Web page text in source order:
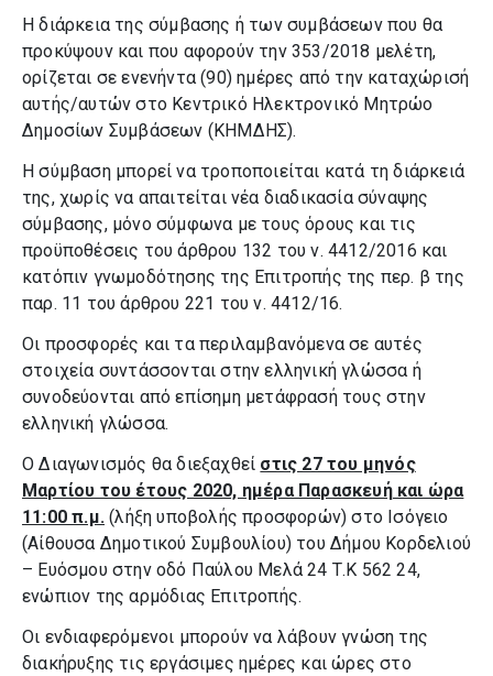
Η διάρκεια της σύμβασης ή των συμβάσεων που θα
προκύψουν και που αφορούν την 353/2018 μελέτη,
ορίζεται σε ενενήντα (90) ημέρες από την καταχώρισή
αυτής/αυτών στο Κεντρικό Ηλεκτρονικό Μητρώο
Δημοσίων Συμβάσεων (ΚΗΜΔΗΣ).
Η σύμβαση μπορεί να τροποποιείται κατά τη διάρκειά
της, χωρίς να απαιτείται νέα διαδικασία σύναψης
σύμβασης, μόνο σύμφωνα με τους όρους και τις
προϋποθέσεις του άρθρου 132 του ν. 4412/2016 και
κατόπιν γνωμοδότησης της Επιτροπής της περ. β της
παρ. 11 του άρθρου 221 του ν. 4412/16.
Οι προσφορές και τα περιλαμβανόμενα σε αυτές
στοιχεία συντάσσονται στην ελληνική γλώσσα ή
συνοδεύονται από επίσημη μετάφρασή τους στην
ελληνική γλώσσα.
Ο Διαγωνισμός θα διεξαχθεί στις 27 του μηνός
Μαρτίου του έτους 2020, ημέρα Παρασκευή και ώρα
11:00 π.μ. (λήξη υποβολής προσφορών) στο Ισόγειο
(Αίθουσα Δημοτικού Συμβουλίου) του Δήμου Κορδελιού
– Ευόσμου στην οδό Παύλου Μελά 24 Τ.Κ 562 24,
ενώπιον της αρμόδιας Επιτροπής.
Οι ενδιαφερόμενοι μπορούν να λάβουν γνώση της
διακήρυξης τις εργάσιμες ημέρες και ώρες στο